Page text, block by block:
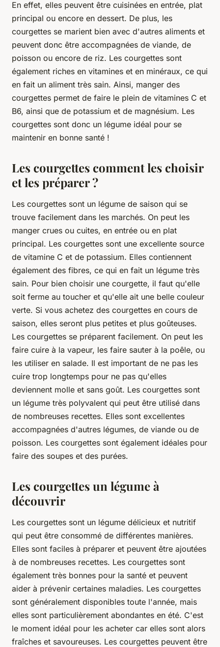
En effet, elles peuvent être cuisinées en entrée, plat
principal ou encore en dessert. De plus, les
courgettes se marient bien avec d'autres aliments et
peuvent donc être accompagnées de viande, de
poisson ou encore de riz. Les courgettes sont
également riches en vitamines et en minéraux, ce qui
en fait un aliment très sain. Ainsi, manger des
courgettes permet de faire le plein de vitamines C et
B6, ainsi que de potassium et de magnésium. Les
courgettes sont donc un légume idéal pour se
maintenir en bonne santé !
Les courgettes comment les choisir
et les préparer ?
Les courgettes sont un légume de saison qui se
trouve facilement dans les marchés. On peut les
manger crues ou cuites, en entrée ou en plat
principal. Les courgettes sont une excellente source
de vitamine C et de potassium. Elles contiennent
également des fibres, ce qui en fait un légume très
sain. Pour bien choisir une courgette, il faut qu'elle
soit ferme au toucher et qu'elle ait une belle couleur
verte. Si vous achetez des courgettes en cours de
saison, elles seront plus petites et plus goûteuses.
Les courgettes se préparent facilement. On peut les
faire cuire à la vapeur, les faire sauter à la poêle, ou
les utiliser en salade. Il est important de ne pas les
cuire trop longtemps pour ne pas qu'elles
deviennent molle et sans goût. Les courgettes sont
un légume très polyvalent qui peut être utilisé dans
de nombreuses recettes. Elles sont excellentes
accompagnées d'autres légumes, de viande ou de
poisson. Les courgettes sont également idéales pour
faire des soupes et des purées.
Les courgettes un légume à
découvrir
Les courgettes sont un légume délicieux et nutritif
qui peut être consommé de différentes manières.
Elles sont faciles à préparer et peuvent être ajoutées
à de nombreuses recettes. Les courgettes sont
également très bonnes pour la santé et peuvent
aider à prévenir certaines maladies. Les courgettes
sont généralement disponibles toute l'année, mais
elles sont particulièrement abondantes en été. C'est
le moment idéal pour les acheter car elles sont alors
fraîches et savoureuses. Les courgettes peuvent être